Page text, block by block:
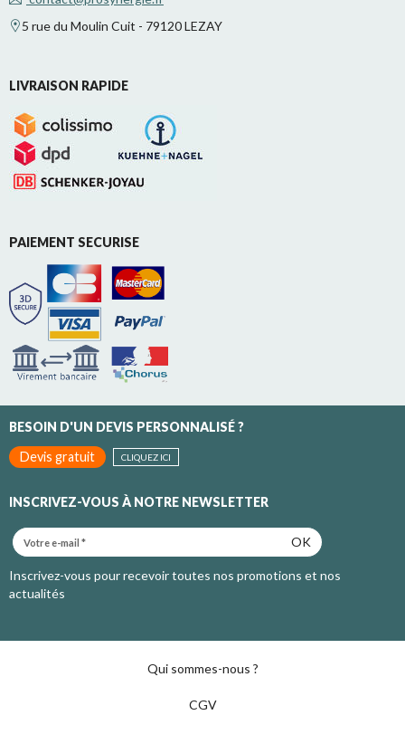
5 rue du Moulin Cuit - 79120 LEZAY
LIVRAISON RAPIDE
PAIEMENT SECURISE
BESOIN D'UN DEVIS PERSONNALISÉ ?
Devis gratuit
CLIQUEZ ICI
INSCRIVEZ-VOUS À NOTRE NEWSLETTER
OK
Inscrivez-vous pour recevoir toutes nos promotions et nos
actualités
Qui sommes-nous ?
CGV